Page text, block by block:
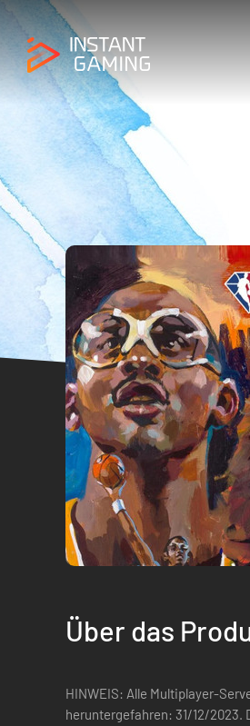
Über das
HINWEIS: Alle Multiplayer-
heruntergefahren: 31/12/2023.